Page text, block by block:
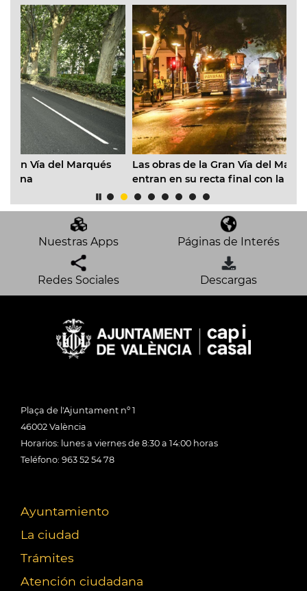
Las obras de la Gran Vía del Marqués del Túria
entran en su recta final con la colocación de
22.000 m2 de asfalto fonoabsorbente
Nuestras Apps Páginas de Interés
Redes Sociales Descargas
Plaça de l'Ajuntament nº 1
46002 València
Horarios: lunes a viernes de 8:30 a 14:00 horas
Teléfono: 963 52 54 78
Ayuntamiento
La ciudad
Trámites
Atención ciudadana